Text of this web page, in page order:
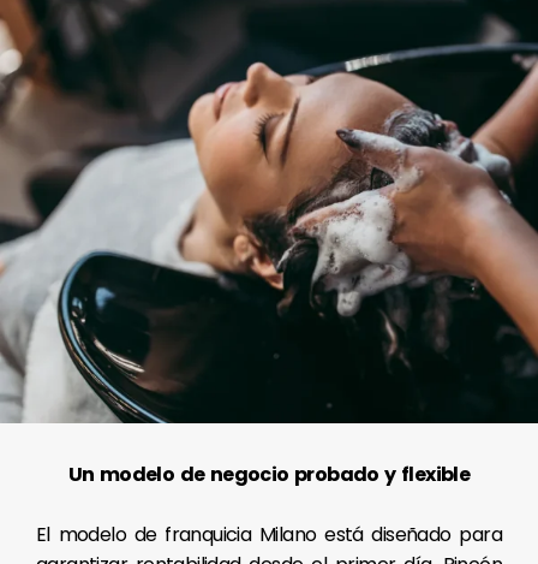
Un modelo de negocio probado y flexible
El modelo de franquicia Milano está diseñado para